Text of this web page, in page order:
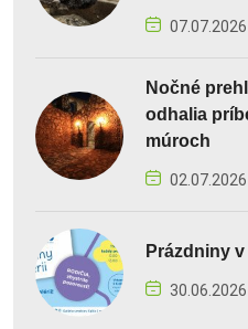
07.07.2026
Nočné
odhalia
múroch
02.07.2026
Prázdniny
30.06.2026